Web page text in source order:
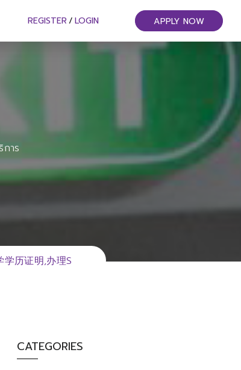
REGISTER / LOGIN APPLY NOW
าร
历证明,办理S
CATEGORIES